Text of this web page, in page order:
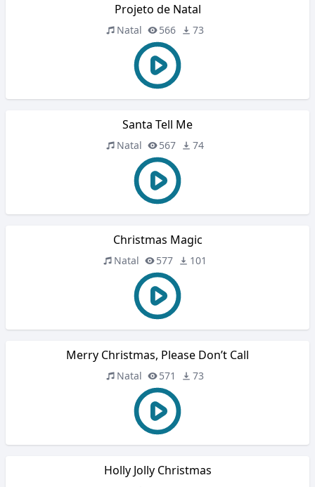
Projeto de Natal
Natal 566 73
Santa Tell Me
Natal 567 74
Christmas Magic
Natal 577 101
Merry Christmas, Please Don’t Call
Natal 571 73
Holly Jolly Christmas